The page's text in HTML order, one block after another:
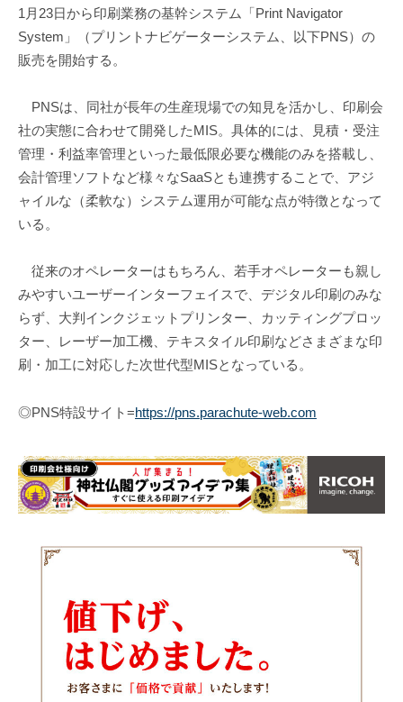
1月23日から印刷業務の基幹システム「Print Navigator
System」（プリントナビゲーターシステム、以下PNS）の
販売を開始する。
PNSは、同社が長年の生産現場での知見を活かし、印刷会
社の実態に合わせて開発したMIS。具体的には、見積・受注
管理・利益率管理といった最低限必要な機能のみを搭載し、
会計管理ソフトなど様々なSaaSとも連携することで、アジ
ャイルな（柔軟な）システム運用が可能な点が特徴となって
いる。
従来のオペレーターはもちろん、若手オペレーターも親し
みやすいユーザーインターフェイスで、デジタル印刷のみな
らず、大判インクジェットプリンター、カッティングプロッ
ター、レーザー加工機、テキスタイル印刷などさまざまな印
刷・加工に対応した次世代型MISとなっている。
◎PNS特設サイト=https://pns.parachute-web.com